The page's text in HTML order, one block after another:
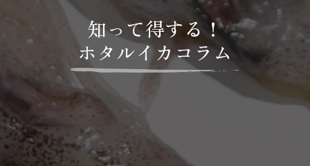
知って得する！
ホタルイカコラム